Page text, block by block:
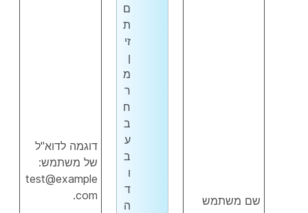
שם משתמש
ם
ת
זי
ן
מ
ר
ח
ב
ע
ב
ו
ד
ה
דוגמה לדוא"ל
של משתמש:
test@example
.com